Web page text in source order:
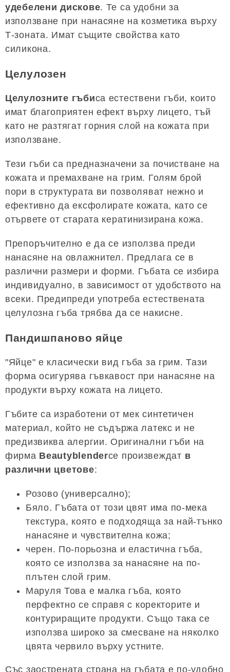
удебелени дискове. Те са удобни за
използване при нанасяне на козметика върху
Т-зоната. Имат същите свойства като
силикона.
Целулозен
Целулозните гъбиса естествени гъби, които
имат благоприятен ефект върху лицето, тъй
като не разтягат горния слой на кожата при
използване.
Тези гъби са предназначени за почистване на
кожата и премахване на грим. Голям брой
пори в структурата ви позволяват нежно и
ефективно да ексфолирате кожата, като се
отървете от старата кератинизирана кожа.
Препоръчително е да се използва преди
нанасяне на овлажнител. Предлага се в
различни размери и форми. Гъбата се избира
индивидуално, в зависимост от удобството на
всеки. Предипреди употреба естествената
целулозна гъба трябва да се накисне.
Пандишпаново яйце
"Яйце" е класически вид гъба за грим. Тази
форма осигурява гъвкавост при нанасяне на
продукти върху кожата на лицето.
Гъбите са изработени от мек синтетичен
материал, който не съдържа латекс и не
предизвиква алергии. Оригинални гъби на
фирма Beautyblenderсе произвеждат в
различни цветове:
Розово (универсално);
Бяло. Гъбата от този цвят има по-мека
текстура, която е подходяща за най-тънко
нанасяне и чувствителна кожа;
черен. По-порьозна и еластична гъба,
която се използва за нанасяне на по-
плътен слой грим.
Маруля Това е малка гъба, която
перфектно се справя с коректорите и
контуриращите продукти. Също така се
използва широко за смесване на няколко
цвята червило върху устните.
Със заострената страна на гъбата е по-удобно